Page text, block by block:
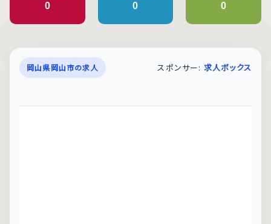
0
0
0
岡山県岡山市の求人 スポンサー: 求人ボックス